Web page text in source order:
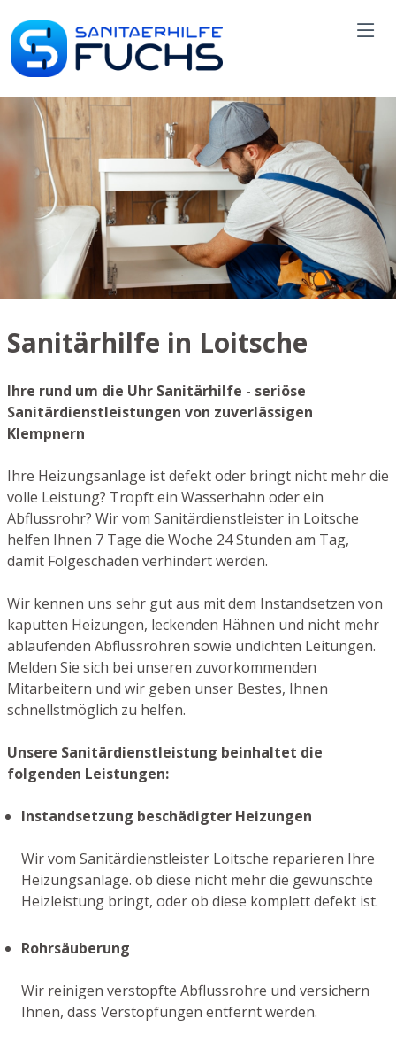
Sanitärhilfe in Loitsche
Ihre rund um die Uhr Sanitärhilfe - seriöse
Sanitärdienstleistungen von zuverlässigen
Klempnern
Ihre Heizungsanlage ist defekt oder bringt nicht mehr die
volle Leistung? Tropft ein Wasserhahn oder ein
Abflussrohr? Wir vom Sanitärdienstleister in Loitsche
helfen Ihnen 7 Tage die Woche 24 Stunden am Tag,
damit Folgeschäden verhindert werden.
Wir kennen uns sehr gut aus mit dem Instandsetzen von
kaputten Heizungen, leckenden Hähnen und nicht mehr
ablaufenden Abflussrohren sowie undichten Leitungen.
Melden Sie sich bei unseren zuvorkommenden
Mitarbeitern und wir geben unser Bestes, Ihnen
schnellstmöglich zu helfen.
Unsere Sanitärdienstleistung beinhaltet die
folgenden Leistungen:
Instandsetzung beschädigter Heizungen
Wir vom Sanitärdienstleister Loitsche reparieren Ihre
Heizungsanlage. ob diese nicht mehr die gewünschte
Heizleistung bringt, oder ob diese komplett defekt ist.
Rohrsäuberung
Wir reinigen verstopfte Abflussrohre und versichern
Ihnen, dass Verstopfungen entfernt werden.